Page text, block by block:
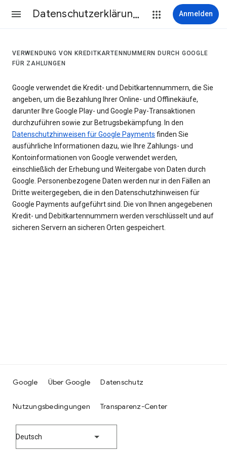
Datenschutzerklärung & Nutzungsbedingungen Anmelden
VERWENDUNG VON KREDITKARTENNUMMERN DURCH GOOGLE
FÜR ZAHLUNGEN
Google verwendet die Kredit- und Debitkartennummern, die Sie
angeben, um die Bezahlung Ihrer Online- und Offlinekäufe,
darunter Ihre Google Play- und Google Pay-Transaktionen
durchzuführen sowie zur Betrugsbekämpfung. In den
Datenschutzhinweisen für Google Payments finden Sie
ausführliche Informationen dazu, wie Ihre Zahlungs- und
Kontoinformationen von Google verwendet werden,
einschließlich der Erhebung und Weitergabe von Daten durch
Google. Personenbezogene Daten werden nur in den Fällen an
Dritte weitergegeben, die in den Datenschutzhinweisen für
Google Payments aufgeführt sind. Die von Ihnen angegebenen
Kredit- und Debitkartennummern werden verschlüsselt und auf
sicheren Servern an sicheren Orten gespeichert.
Google Über Google Datenschutz
Nutzungsbedingungen Transparenz-Center
Deutsch